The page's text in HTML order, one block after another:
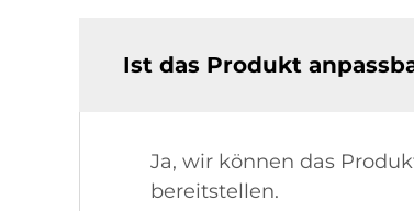
Ist das Produkt
Ja, wir können das
bereitstellen.